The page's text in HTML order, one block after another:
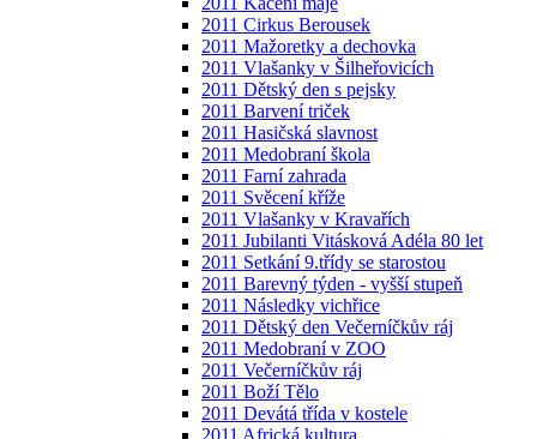
2011 Cirkus Berousek
2011 Mažoretky a dechovka
2011 Vlašanky v Šilheřovicích
2011 Dětský den s pejsky
2011 Barvení triček
2011 Hasičská slavnost
2011 Medobraní škola
2011 Farní zahrada
2011 Svěcení kříže
2011 Vlašanky v Kravařích
2011 Jubilanti Vitásková Adéla 80 let
2011 Setkání 9.třídy se starostou
2011 Barevný týden - vyšší stupeň
2011 Následky vichřice
2011 Dětský den Večerníčkův ráj
2011 Medobraní v ZOO
2011 Večerníčkův ráj
2011 Boží Tělo
2011 Devátá třída v kostele
2011 Africká kultura